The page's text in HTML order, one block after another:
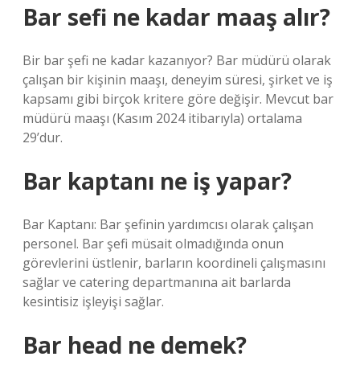
Bar sefi ne kadar maaş alır?
Bir bar şefi ne kadar kazanıyor? Bar müdürü olarak
çalışan bir kişinin maaşı, deneyim süresi, şirket ve iş
kapsamı gibi birçok kritere göre değişir. Mevcut bar
müdürü maaşı (Kasım 2024 itibarıyla) ortalama
29’dur.
Bar kaptanı ne iş yapar?
Bar Kaptanı: Bar şefinin yardımcısı olarak çalışan
personel. Bar şefi müsait olmadığında onun
görevlerini üstlenir, barların koordineli çalışmasını
sağlar ve catering departmanına ait barlarda
kesintisiz işleyişi sağlar.
Bar head ne demek?